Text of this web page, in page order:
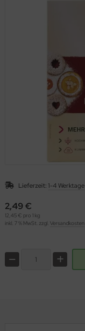
Lieferzeit: 1-4 Werktage
2,49 €
12,45 € pro 1 kg
inkl. 7 % MwSt. zzgl. Versandkosten